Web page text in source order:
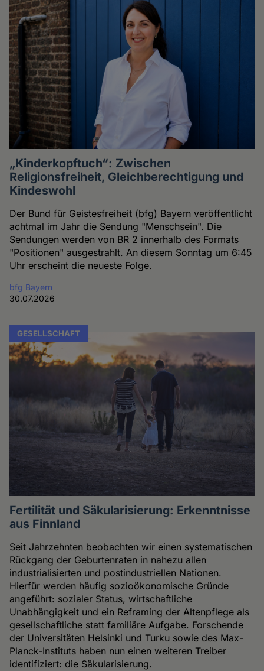
„Kinderkopftuch“: Zwischen
Religionsfreiheit, Gleichberechtigung und
Kindeswohl
Der Bund für Geistesfreiheit (bfg) Bayern veröffentlicht
achtmal im Jahr die Sendung "Menschsein". Die
Sendungen werden von BR 2 innerhalb des Formats
"Positionen" ausgestrahlt. An diesem Sonntag um 6:45
Uhr erscheint die neueste Folge.
bfg Bayern
30.07.2026
GESELLSCHAFT
Fertilität und Säkularisierung: Erkenntnisse
aus Finnland
Seit Jahrzehnten beobachten wir einen systematischen
Rückgang der Geburtenraten in nahezu allen
industrialisierten und postindustriellen Nationen.
Hierfür werden häufig sozioökonomische Gründe
angeführt: sozialer Status, wirtschaftliche
Unabhängigkeit und ein Reframing der Altenpflege als
gesellschaftliche statt familiäre Aufgabe. Forschende
der Universitäten Helsinki und Turku sowie des Max-
Planck-Instituts haben nun einen weiteren Treiber
identifiziert: die Säkularisierung.